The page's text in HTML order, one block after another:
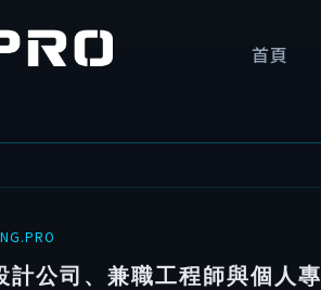
首頁
計公司、兼職工程師與個人